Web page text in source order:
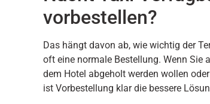
vorbestellen?
Das hängt davon ab, wie wichtig der
oft eine normale Bestellung. Wenn Sie
dem Hotel abgeholt werden wollen
ist Vorbestellung klar die bessere